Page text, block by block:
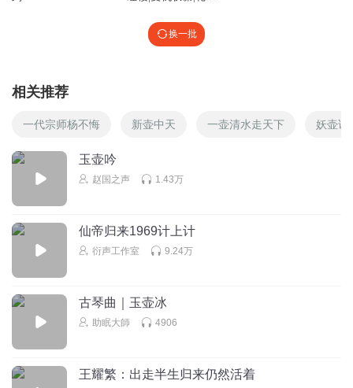
悲剧|金陵十二钗
换一批
相关推荐
一代宗师杨不悔 新壶中天 一壶清水走天下 妖壶证
玉壶吟
赵国之声 1.43万
仙帝归来1969计上计
衍声工作室 9.24万
古琴曲｜玉壶冰
助眠大師 4906
王耀繁：出走半生归来仍然活着